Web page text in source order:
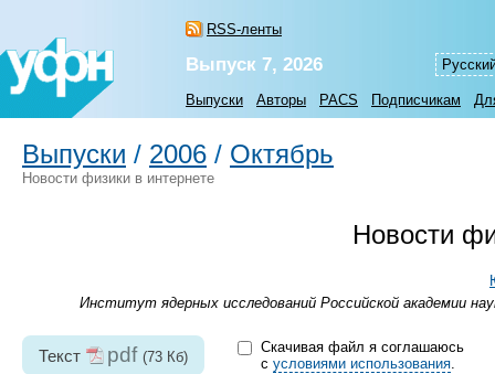
RSS-ленты
Выпуск 7, 2026
Выпуски Авторы PACS Подписчикам
Выпуски / 2006 / Октябрь
Новости физики в интернете
Новости
Институт ядерных исследований Российской академии
Текст pdf (73 Кб)
Скачивая файл я соглашаюсь
с условиями использования.